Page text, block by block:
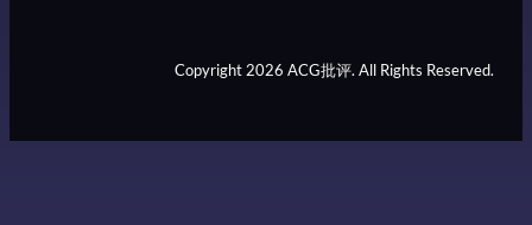
Copyright 2026 ACG批评. All Rights Reserved.